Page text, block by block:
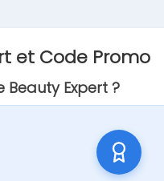
et Code Promo
Expert ?